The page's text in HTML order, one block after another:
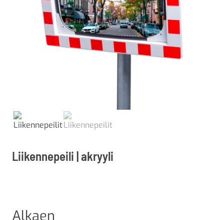
Liikennepeili | akryyli
Alkaen